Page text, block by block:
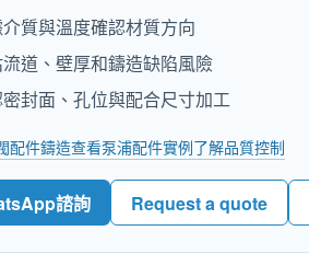
質與溫度確認材質方向
道、壁厚和鑄造缺陷風險
封面、孔位與配合尺寸加工
配件鑄造查看泵浦配件實例了解品質控制
諮詢 Request a quote